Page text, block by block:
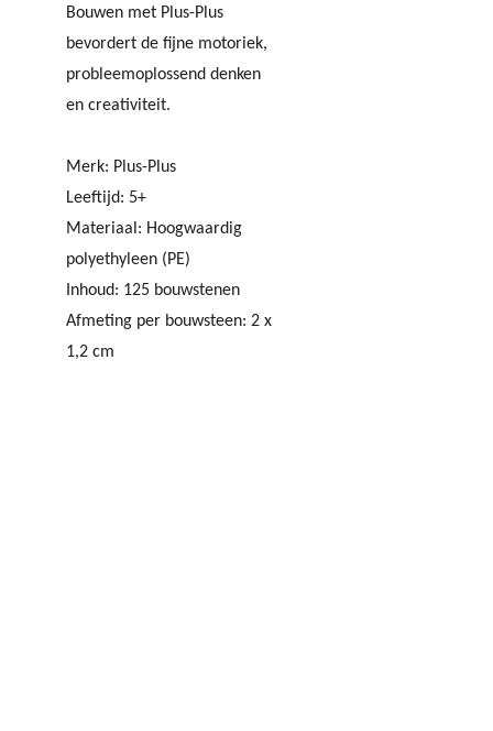
Bouwen met Plus-Plus
bevordert de fijne motoriek,
probleemoplossend denken
en creativiteit.
Merk: Plus-Plus
Leeftijd: 5+
Materiaal: Hoogwaardig
polyethyleen (PE)
Inhoud: 125 bouwstenen
Afmeting per bouwsteen: 2 x
1,2 cm